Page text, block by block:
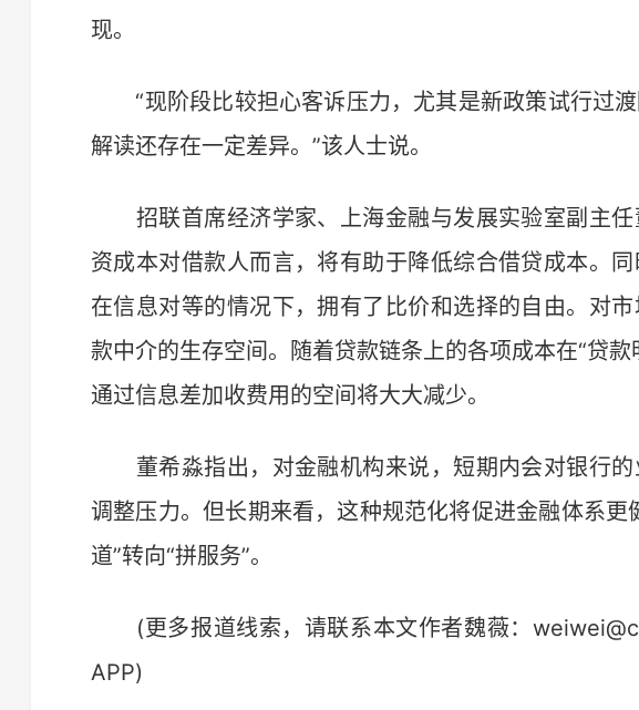
现。
“现阶段比较担心客诉压力，尤其是新政策试行过渡
解读还存在一定差异。”该人士说。
招联首席经济学家、上海金融与发展实验室副主任
资成本对借款人而言，将有助于降低综合借贷成本。
在信息对等的情况下，拥有了比价和选择的自由。对
款中介的生存空间。随着贷款链条上的各项成本在“贷
通过信息差加收费用的空间将大大减少。
董希淼指出，对金融机构来说，短期内会对银行的
调整压力。但长期来看，这种规范化将促进金融体系更
道”转向“拼服务”。
(更多报道线索，请联系本文作者魏薇：
APP)